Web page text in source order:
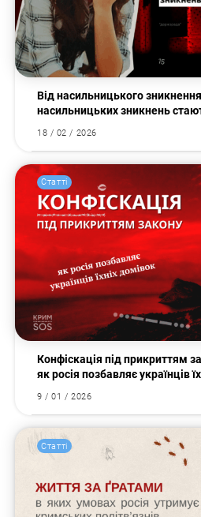
Від насильницького
насильницьких зникнень
18 / 02 / 2026
Статті
Конфіскація під прикриттям
як росія позбавляє українців
9 / 01 / 2026
Статті